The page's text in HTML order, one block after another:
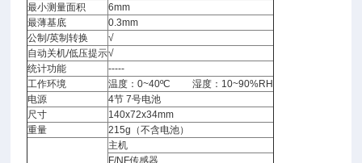
最小测量面积
6mm
最薄基底
0.3mm
公制/英制转换
√
自动关机/低压提示√
统计功能
-----
工作环境
温度：0~40ºC 湿度：10~90%RH
电源
4节 7号电池
尺寸
140x72x34mm
重量
215g（不含电池）
主机
F/NF传感器